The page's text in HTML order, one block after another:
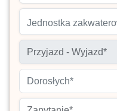
Jednostka
Dorosłych*